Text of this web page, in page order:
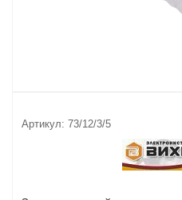
Артикул: 73/12/3/5